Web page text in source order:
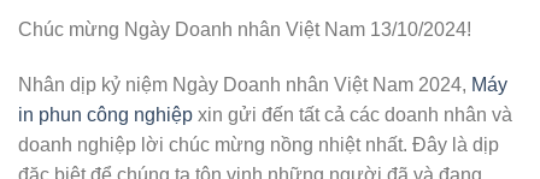
Chúc mừng Ngày Doanh nhân Việt Nam 13/10/2024!
Nhân dịp kỷ niệm Ngày Doanh nhân Việt Nam 2024, Máy
in phun công nghiệp xin gửi đến tất cả các doanh nhân và
doanh nghiệp lời chúc mừng nồng nhiệt nhất. Đây là dịp
đặc biệt để chúng ta tôn vinh những người đã và đang